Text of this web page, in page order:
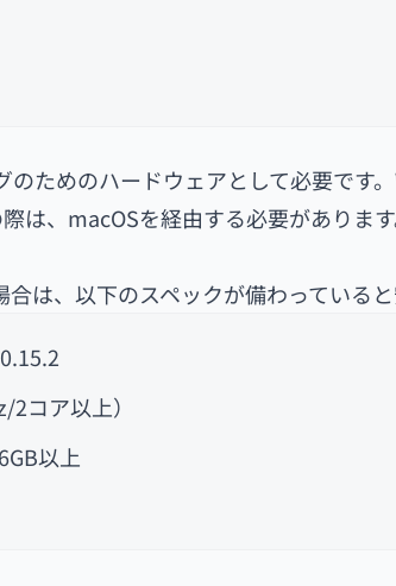
のためのハードウェアとして必要です
は、macOSを経由する必要がありま
は、以下のスペックが備わっていると
コア以上）
以上